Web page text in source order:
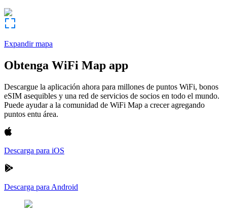
Expandir mapa
Obtenga WiFi Map app
Descargue la aplicación ahora para millones de puntos WiFi, bonos
eSIM asequibles y una red de servicios de socios en todo el mundo.
Puede ayudar a la comunidad de WiFi Map a crecer agregando
puntos entu área.
Descarga para iOS
Descarga para Android